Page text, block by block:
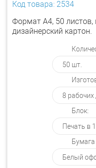
Код товара: 2534
Формат А4, 50
дизайнерский картон.
Блок: